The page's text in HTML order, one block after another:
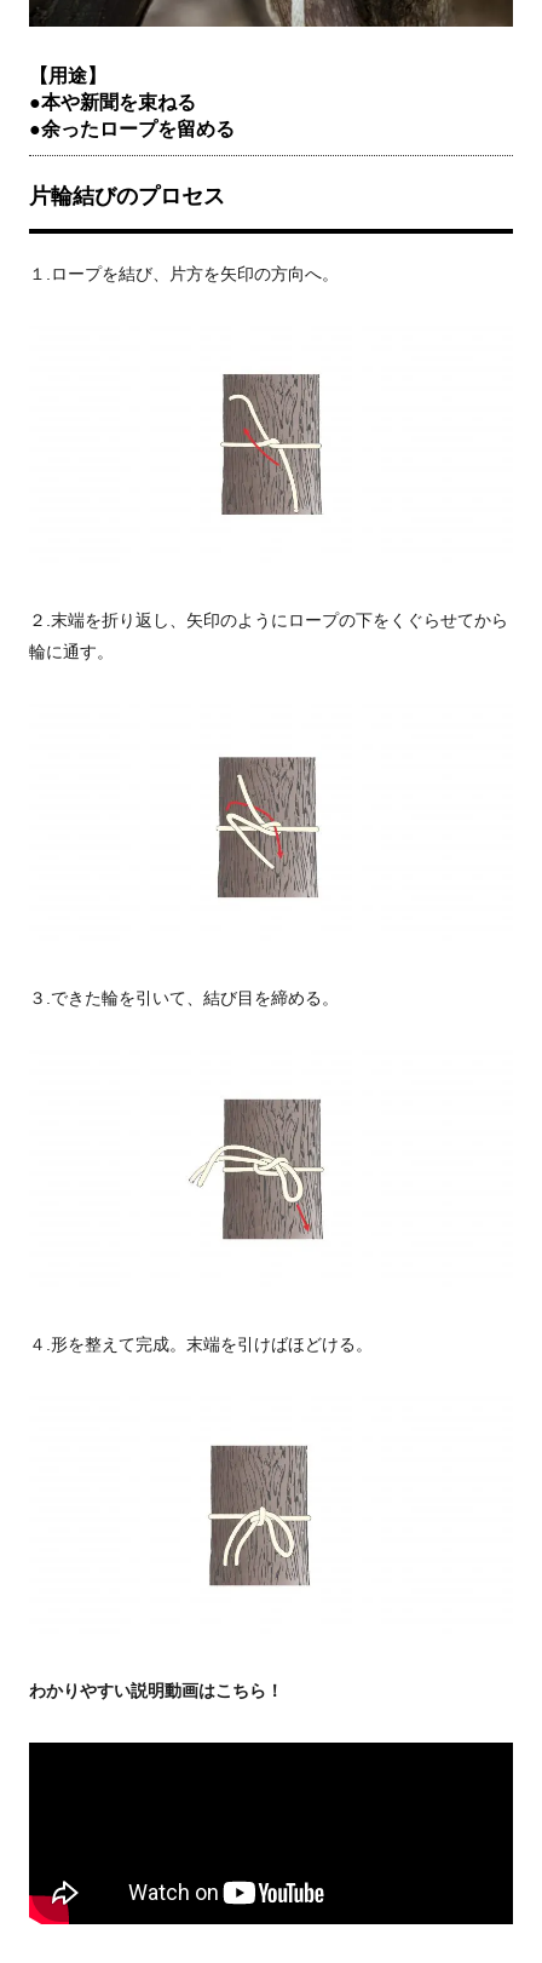
【用途】
●本や新聞を束ねる
●余ったロープを留める
片輪結びのプロセス
１.ロープを結び、片方を矢印の方向へ。
２.末端を折り返し、矢印のようにロープの下をくぐらせてから
輪に通す。
３.できた輪を引いて、結び目を締める。
４.形を整えて完成。末端を引けばほどける。
わかりやすい説明動画はこちら！